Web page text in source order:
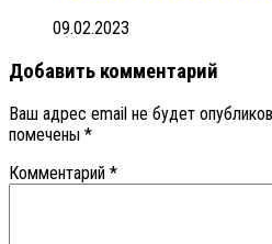
09.02.2023
Добавить комментарий
Ваш адрес email не будет
помечены *
Комментарий *